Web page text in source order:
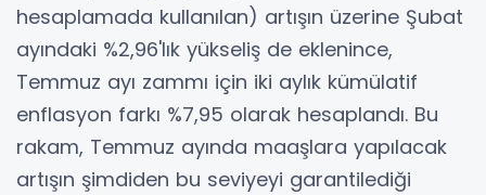
hesaplamada kullanılan) artışın üzerine Şubat
ayındaki %2,96'lık yükseliş de eklenince,
Temmuz ayı zammı için iki aylık kümülatif
enflasyon farkı %7,95 olarak hesaplandı. Bu
rakam, Temmuz ayında maaşlara yapılacak
artışın şimdiden bu seviyeyi garantilediği